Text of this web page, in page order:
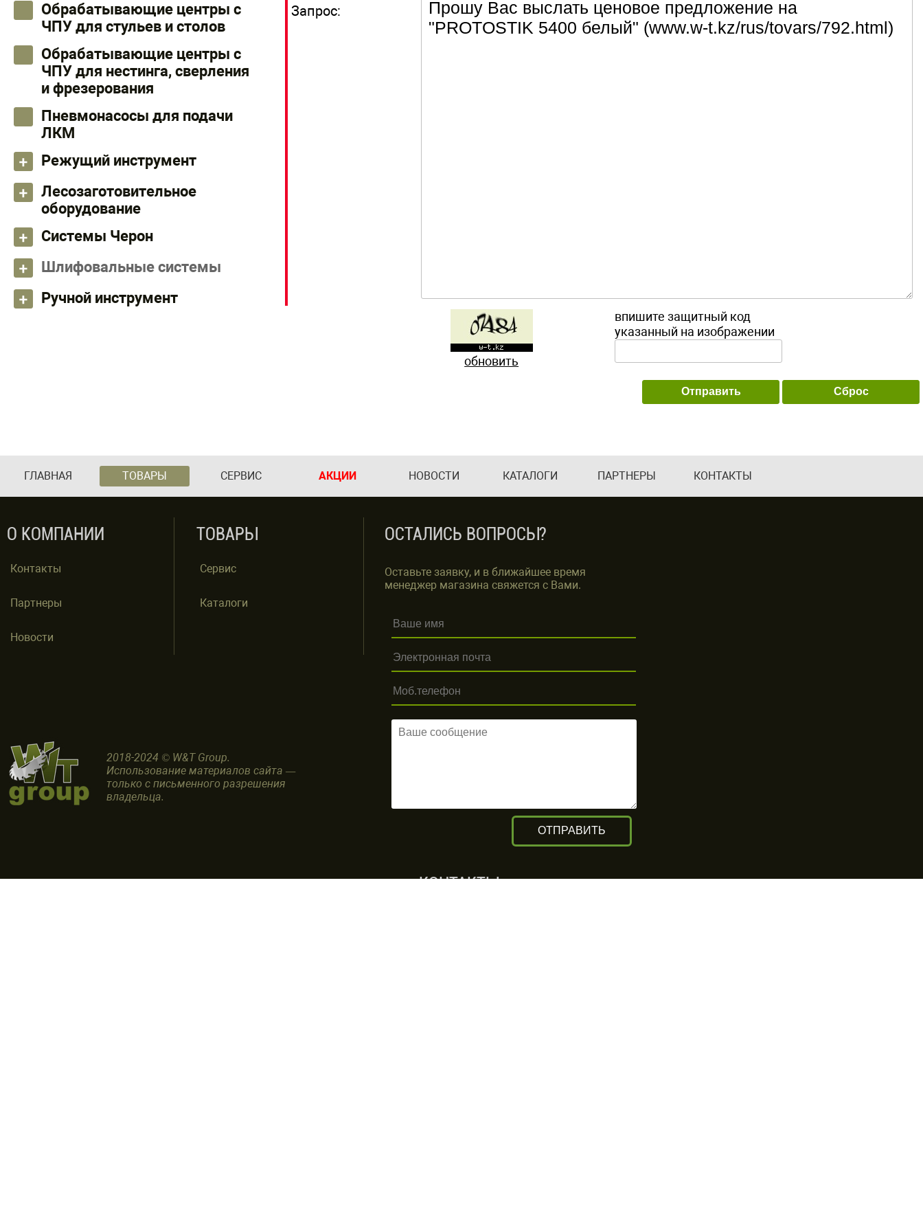
Обрабатывающие центры с
ЧПУ для стульев и столов
Обрабатывающие центры с
ЧПУ для нестинга, сверления
и фрезерования
Пневмонасосы для подачи
ЛКМ
Режущий инструмент
Лесозаготовительное
оборудование
Системы Черон
Шлифовальные системы
Ручной инструмент
Запрос:
обновить
впишите защитный код
указанный на изображении
ГЛАВНАЯ ТОВАРЫ СЕРВИС АКЦИИ НОВОСТИ КАТАЛОГИ ПАРТНЕРЫ КОНТАКТЫ
О КОМПАНИИ
Контакты
Партнеры
Новости
ТОВАРЫ
Сервис
Каталоги
2018-2024 © W&T Group.
Использование материалов сайта —
только с письменного разрешения
владельца.
ОСТАЛИСЬ ВОПРОСЫ?
Оставьте заявку, и в ближайшее время
менеджер магазина свяжется с Вами.
КОНТАКТЫ